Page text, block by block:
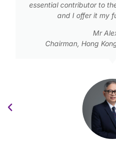
essential contributor to
and I offer it my
Mr
Chairman, Hong